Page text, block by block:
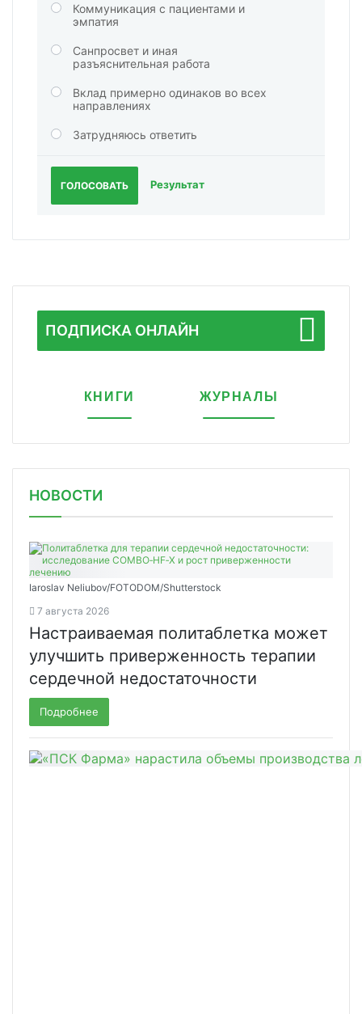
Коммуникация с пациентами и
эмпатия
Санпросвет и иная
разъяснительная работа
Вклад примерно одинаков во всех
направлениях
Затрудняюсь ответить
ГОЛОСОВАТЬ Результат
ПОДПИСКА ОНЛАЙН
КНИГИ ЖУРНАЛЫ
НОВОСТИ
Iaroslav Neliubov/FOTODOM/Shutterstoсk
7 августа 2026
Настраиваемая политаблетка может
улучшить приверженность терапии
сердечной недостаточности
Подробнее